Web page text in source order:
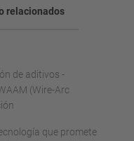
relacionados
de aditivos -
(Wire-Arc
que promete